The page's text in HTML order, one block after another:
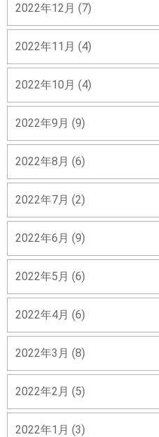
2022年12月 (7)
2022年11月 (4)
2022年10月 (4)
2022年9月 (9)
2022年8月 (6)
2022年7月 (2)
2022年6月 (9)
2022年5月 (6)
2022年4月 (6)
2022年3月 (8)
2022年2月 (5)
2022年1月 (3)